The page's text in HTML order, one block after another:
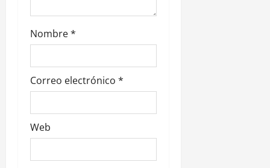
s
Nombre*
Correo electrónico *
Web